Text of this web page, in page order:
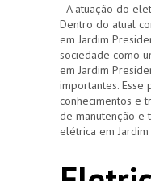
A atuação do
Dentro do atual
em Jardim
sociedade como
em Jardim
importantes. Esse
conhecimentos e
de manutenção e
elétrica em